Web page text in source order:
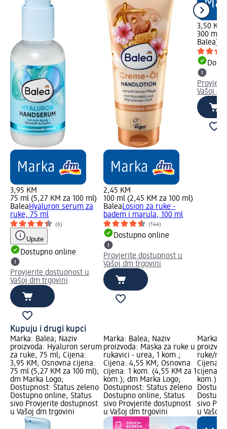
3,95 KM
75 ml (5,27 KM za 100 ml)
BaleaHyaluron serum za
ruke, 75 ml
(6)
Upute
Dostupno online
Provjerite dostupnost u
Vašoj dm trgovini
2,45 KM
100 ml (2,45 KM za 100 ml)
BaleaLosion za ruke -
badem i marula, 100 ml
(144)
Dostupno online
Provjerite dostupnost u
Vašoj dm trgovini
3,50 KM
300 ml
Balea
Vašoj
Kupuju i drugi kupci
Marka: Balea; Naziv
proizvoda: Hyaluron serum
za ruke, 75 ml; Cijena:
3,95 KM; Osnovna cijena:
75 ml (5,27 KM za 100 ml);
dm Marka Logo;
Dostupnost: Status zeleno
Dostupno online, Status
sivo Provjerite dostupnost
u Vašoj dm trgovini
Marka: Balea; Naziv
proizvoda: Maska za ruke u
rukavici - urea, 1 kom.;
Cijena: 4,55 KM; Osnovna
cijena: 1 kom. (4,55 KM za 1
kom.); dm Marka Logo;
Dostupnost: Status zeleno
Dostupno online, Status
sivo Provjerite dostupnost
u Vašoj dm trgovini
Marka:
ruke/
Cijena:
cijena: 1
kom.);
sivo
u Vašoj